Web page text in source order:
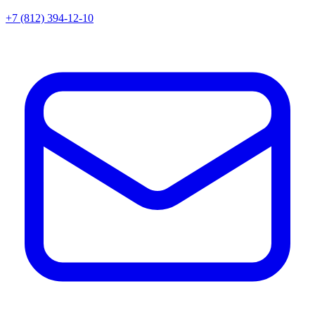
+7 (812) 394-12-10